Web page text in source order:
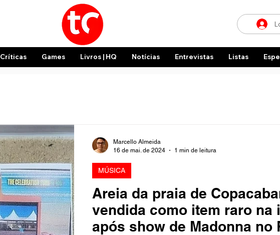
Críticas Games Livros | HQ Notícias Entrevistas Listas
Areia da praia de
vendida como item raro na
após show de Madonna no
MÚSICA
Marcello Almeida
16 de mai. de 2024
1 min de leitura